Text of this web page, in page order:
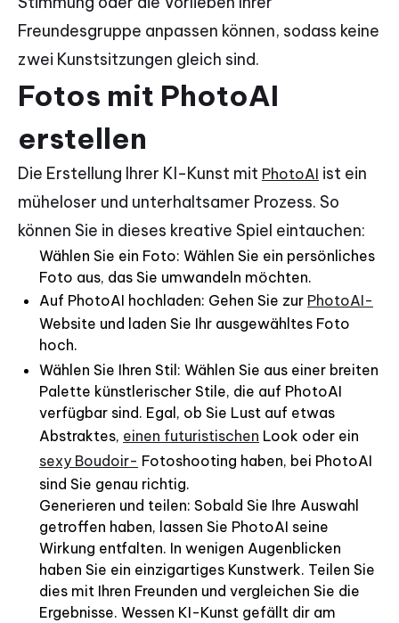
Freundesgruppe anpassen können, sodass keine
zwei Kunstsitzungen gleich sind.
Fotos mit PhotoAI
erstellen
Die Erstellung Ihrer KI-Kunst mit PhotoAI ist ein
müheloser und unterhaltsamer Prozess. So
können Sie in dieses kreative Spiel eintauchen:
Wählen Sie ein Foto: Wählen Sie ein persönliches
Foto aus, das Sie umwandeln möchten.
Auf PhotoAI hochladen: Gehen Sie zur PhotoAI-
Website und laden Sie Ihr ausgewähltes Foto
hoch.
Wählen Sie Ihren Stil: Wählen Sie aus einer breiten
Palette künstlerischer Stile, die auf PhotoAI
verfügbar sind. Egal, ob Sie Lust auf etwas
Abstraktes, einen futuristischen Look oder ein
sexy Boudoir- Fotoshooting haben, bei PhotoAI
sind Sie genau richtig.
Generieren und teilen: Sobald Sie Ihre Auswahl
getroffen haben, lassen Sie PhotoAI seine
Wirkung entfalten. In wenigen Augenblicken
haben Sie ein einzigartiges Kunstwerk. Teilen Sie
dies mit Ihren Freunden und vergleichen Sie die
Ergebnisse. Wessen KI-Kunst gefällt dir am